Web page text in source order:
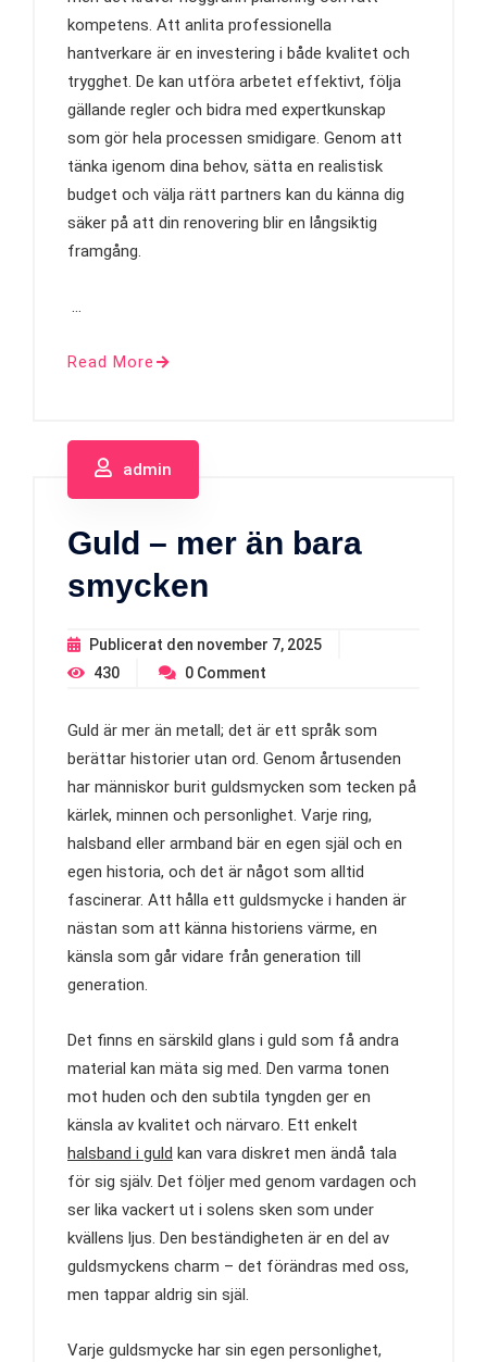
kompetens. Att anlita professionella
hantverkare är en investering i både kvalitet och
trygghet. De kan utföra arbetet effektivt, följa
gällande regler och bidra med expertkunskap
som gör hela processen smidigare. Genom att
tänka igenom dina behov, sätta en realistisk
budget och välja rätt partners kan du känna dig
säker på att din renovering blir en långsiktig
framgång.
…
Read More
admin
Guld – mer än bara
smycken
Publicerat den november 7, 2025
430
0 Comment
Guld är mer än metall; det är ett språk som
berättar historier utan ord. Genom årtusenden
har människor burit guldsmycken som tecken på
kärlek, minnen och personlighet. Varje ring,
halsband eller armband bär en egen själ och en
egen historia, och det är något som alltid
fascinerar. Att hålla ett guldsmycke i handen är
nästan som att känna historiens värme, en
känsla som går vidare från generation till
generation.
Det finns en särskild glans i guld som få andra
material kan mäta sig med. Den varma tonen
mot huden och den subtila tyngden ger en
känsla av kvalitet och närvaro. Ett enkelt
halsband i guld kan vara diskret men ändå tala
för sig själv. Det följer med genom vardagen och
ser lika vackert ut i solens sken som under
kvällens ljus. Den beständigheten är en del av
guldsmyckens charm – det förändras med oss,
men tappar aldrig sin själ.
Varje guldsmycke har sin egen personlighet,